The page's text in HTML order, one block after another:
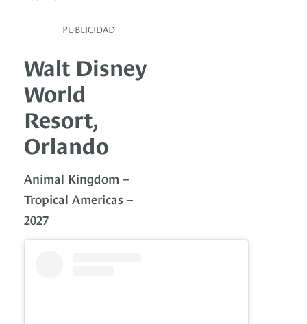
PUBLICIDAD
Walt Disney
World
Resort,
Orlando
Animal Kingdom –
Tropical Americas –
2027